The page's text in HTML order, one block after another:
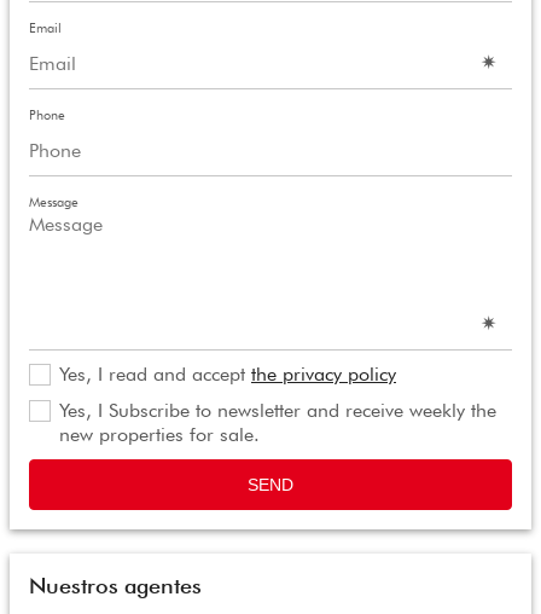
Email
Phone
Message
Yes, I read and accept the privacy policy
Yes, I Subscribe to newsletter and receive weekly the
new properties for sale.
SEND
Nuestros agentes